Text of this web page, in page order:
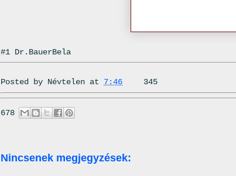
#1 Dr.BauerBela
Posted by Névtelen at 7:46 345
678
Nincsenek megjegyzések: